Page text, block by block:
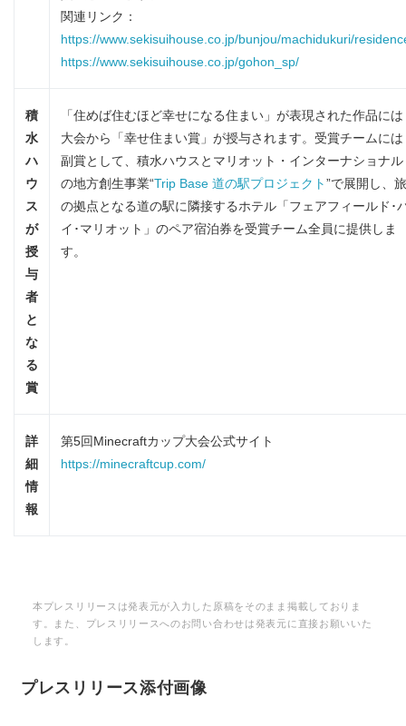
関連リンク：
https://www.sekisuihouse.co.jp/bunjou/machidukuri/
https://www.sekisuihouse.co.jp/gohon_sp/
積
水
ハ
ウ
ス
が
授
与
者
と
な
る
賞
「住めば住むほど幸せになる住まい」が表現された作品には
大会から「幸せ住まい賞」が授与されます。受賞チームには
副賞として、積水ハウスとマリオット・インターナショナル
の地方創生事業“Trip Base 道の駅プロジェクト”で展開し、旅
の拠点となる道の駅に隣接するホテル「フェアフィールド･
イ･マリオット」のペア宿泊券を受賞チーム全員に提供しま
す。
詳
細
情
報
第5回Minecraftカップ大会公式サイト
https://minecraftcup.com/
本プレスリリースは発表元が入力した原稿をそのまま掲載しておりま
す。また、プレスリリースへのお問い合わせは発表元に直接お願いいた
します。
プレスリリース添付画像